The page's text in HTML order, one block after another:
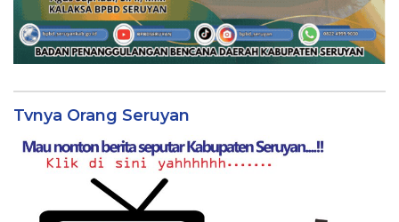
Tvnya Orang Seruyan